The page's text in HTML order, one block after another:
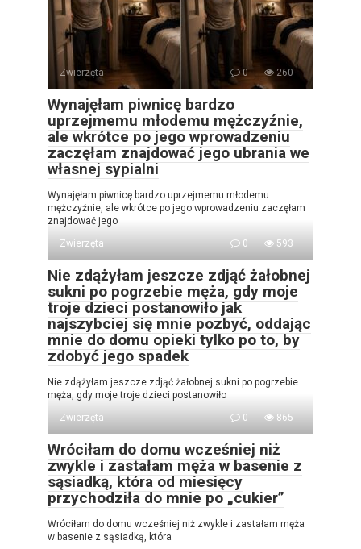
Zwierzęta 0 260
Wynajęłam piwnicę bardzo
uprzejmemu młodemu mężczyźnie,
ale wkrótce po jego wprowadzeniu
zaczęłam znajdować jego ubrania we
własnej sypialni
Wynajęłam piwnicę bardzo uprzejmemu młodemu
mężczyźnie, ale wkrótce po jego wprowadzeniu zaczęłam
znajdować jego
Zwierzęta
0 593
Nie zdążyłam jeszcze zdjąć żałobnej
sukni po pogrzebie męża, gdy moje
troje dzieci postanowiło jak
najszybciej się mnie pozbyć, oddając
mnie do domu opieki tylko po to, by
zdobyć jego spadek
Nie zdążyłam jeszcze zdjąć żałobnej sukni po pogrzebie
męża, gdy moje troje dzieci postanowiło
Zwierzęta
0 865
Wróciłam do domu wcześniej niż
zwykle i zastałam męża w basenie z
sąsiadką, która od miesięcy
przychodziła do mnie po „cukier”
Wróciłam do domu wcześniej niż zwykle i zastałam męża
w basenie z sąsiadką, która